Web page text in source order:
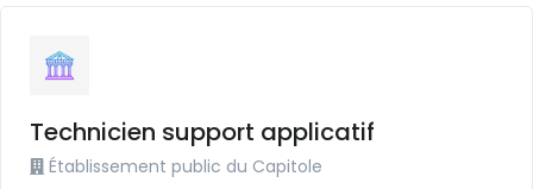
Technicien support applicatif
Établissement public du Capitole